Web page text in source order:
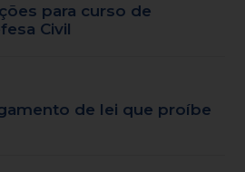
para curso de
Civil
de lei que proíbe